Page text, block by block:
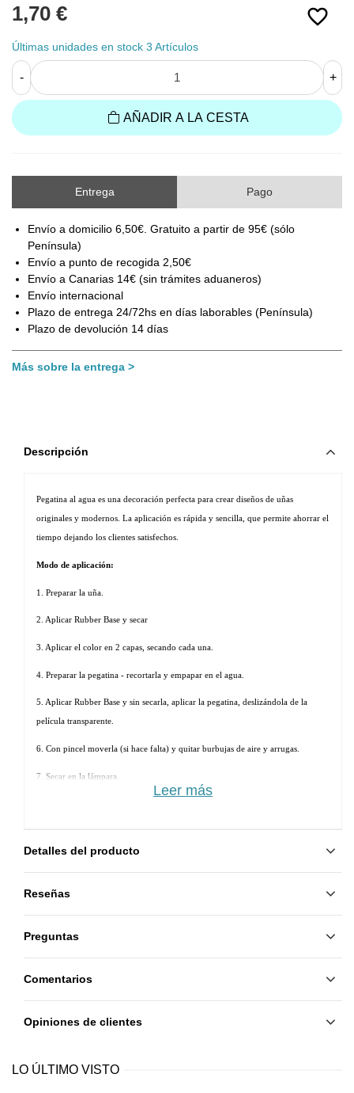
favorite_border
1,70 €
Últimas unidades en stock 3 Artículos
- +
AÑADIR A LA CESTA
Entrega Pago
Envío a domicilio 6,50€. Gratuito a partir de 95€ (sólo
Península)
Envío a punto de recogida 2,50€
Envío a Canarias 14€ (sin trámites aduaneros)
Envío internacional
Plazo de entrega 24/72hs en días laborables (Península)
Plazo de devolución 14 días
Más sobre la entrega
Descripción
Pegatina al agua es una decoración perfecta para crear diseños de uñas
originales y modernos. La aplicación es rápida y sencilla, que permite ahorrar el
tiempo dejando los clientes satisfechos.
Modo de aplicación:
1. Preparar la uña.
2. Aplicar Rubber Base y secar
3. Aplicar el color en 2 capas, secando cada una.
4. Preparar la pegatina - recortarla y empapar en el agua.
5. Aplicar Rubber Base y sin secarla, aplicar la pegatina, deslizándola de la
película transparente.
6. Con pincel moverla (si hace falta) y quitar burbujas de aire y arrugas.
7. Secar en la lámpara.
Leer más
Detalles del producto
Reseñas
Preguntas
Comentarios
Opiniones de clientes
LO ÚLTIMO VISTO